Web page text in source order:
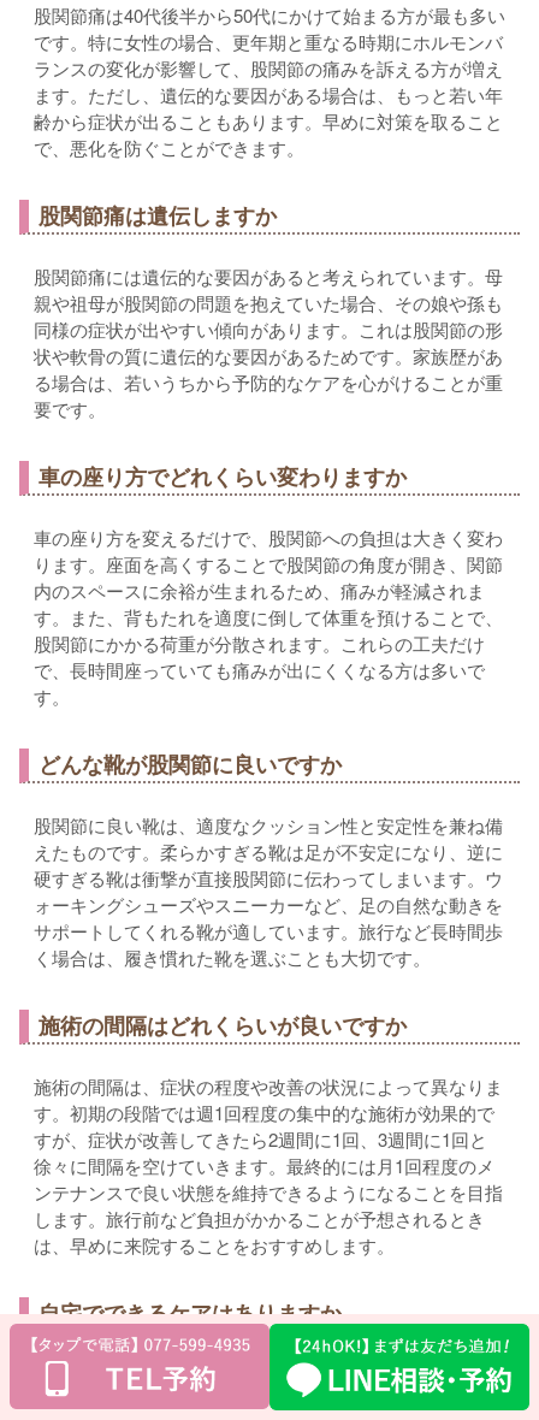
股関節痛は40代後半から50代にかけて始まる方が最も多い
です。特に女性の場合、更年期と重なる時期にホルモンバ
ランスの変化が影響して、股関節の痛みを訴える方が増え
ます。ただし、遺伝的な要因がある場合は、もっと若い年
齢から症状が出ることもあります。早めに対策を取ること
で、悪化を防ぐことができます。
股関節痛は遺伝しますか
股関節痛には遺伝的な要因があると考えられています。母
親や祖母が股関節の問題を抱えていた場合、その娘や孫も
同様の症状が出やすい傾向があります。これは股関節の形
状や軟骨の質に遺伝的な要因があるためです。家族歴があ
る場合は、若いうちから予防的なケアを心がけることが重
要です。
車の座り方でどれくらい変わりますか
車の座り方を変えるだけで、股関節への負担は大きく変わ
ります。座面を高くすることで股関節の角度が開き、関節
内のスペースに余裕が生まれるため、痛みが軽減されま
す。また、背もたれを適度に倒して体重を預けることで、
股関節にかかる荷重が分散されます。これらの工夫だけ
で、長時間座っていても痛みが出にくくなる方は多いで
す。
どんな靴が股関節に良いですか
股関節に良い靴は、適度なクッション性と安定性を兼ね備
えたものです。柔らかすぎる靴は足が不安定になり、逆に
硬すぎる靴は衝撃が直接股関節に伝わってしまいます。ウ
ォーキングシューズやスニーカーなど、足の自然な動きを
サポートしてくれる靴が適しています。旅行など長時間歩
く場合は、履き慣れた靴を選ぶことも大切です。
施術の間隔はどれくらいが良いですか
施術の間隔は、症状の程度や改善の状況によって異なりま
す。初期の段階では週1回程度の集中的な施術が効果的で
すが、症状が改善してきたら2週間に1回、3週間に1回と
徐々に間隔を空けていきます。最終的には月1回程度のメ
ンテナンスで良い状態を維持できるようになることを目指
します。旅行前など負担がかかることが予想されるとき
は、早めに来院することをおすすめします。
自宅でできるケアはありますか
自宅でできるケアとしては、座り方や寝方の工夫が基本で
す。椅子に座るときは座面を高くし、寝るときは横向きで